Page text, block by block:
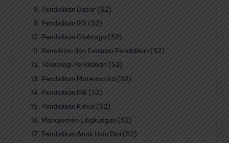
Pendidikan Dasar (S2)
Pendidikan IPS (S2)
Pendidikan Olahraga (S2)
Penelitian dan Evaluasi Pendidikan (S2)
Teknologi Pendidikan (S2)
Pendidikan Matematika (S2)
Pendidikan IPA (S2)
Pendidikan Kimia (S2)
Manajemen Lingkungan (S2)
Pendidikan Anak Usia Dini (S2)